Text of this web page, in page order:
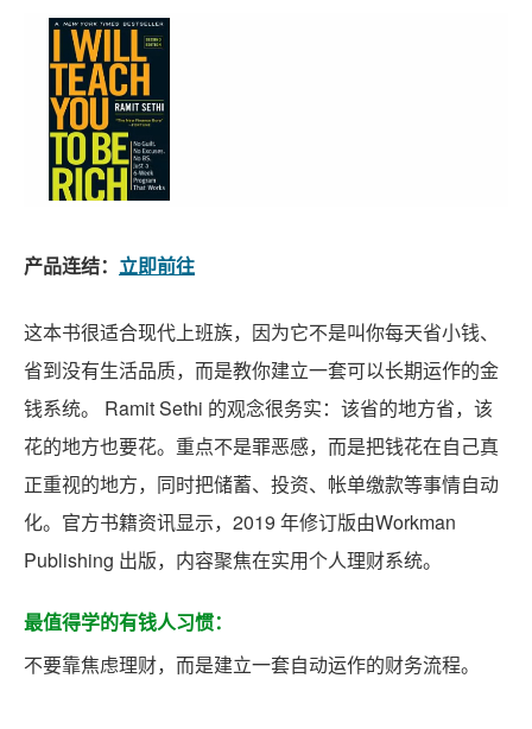
产品连结： 立即前往
这本书很适合现代上班族，因为它不是叫你每天省小钱、
省到没有生活品质，而是教你建立一套可以长期运作的金
钱系统。 Ramit Sethi 的观念很务实：该省的地方省，该
花的地方也要花。重点不是罪恶感，而是把钱花在自己真
正重视的地方，同时把储蓄、投资、帐单缴款等事情自动
化。官方书籍资讯显示，2019 年修订版由Workman
Publishing 出版，内容聚焦在实用个人理财系统。
最值得学的有钱人习惯：
不要靠焦虑理财，而是建立一套自动运作的财务流程。